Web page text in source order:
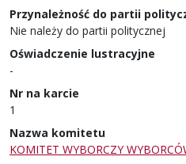
Przynależność do partii
Nie należy do partii politycznej
Oświadczenie lustracyjne
-
Nr na karcie
1
Nazwa komitetu
KOMITET WYBORCZY